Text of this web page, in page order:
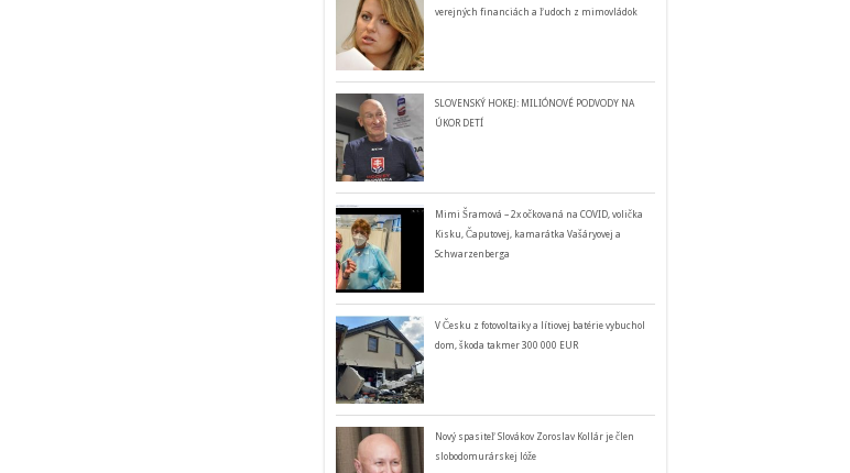
verejných financiách a ľudoch z mimovládok
SLOVENSKÝ HOKEJ: MILIÓNOVÉ PODVODY NA
ÚKOR DETÍ
Mimi Šramová – 2x očkovaná na COVID, volička
Kisku, Čaputovej, kamarátka Vašáryovej a
Schwarzenberga
V Česku z fotovoltaiky a lítiovej batérie vybuchol
dom, škoda takmer 300 000 EUR
Nový spasiteľ Slovákov Zoroslav Kollár je člen
slobodomurárskej lóže